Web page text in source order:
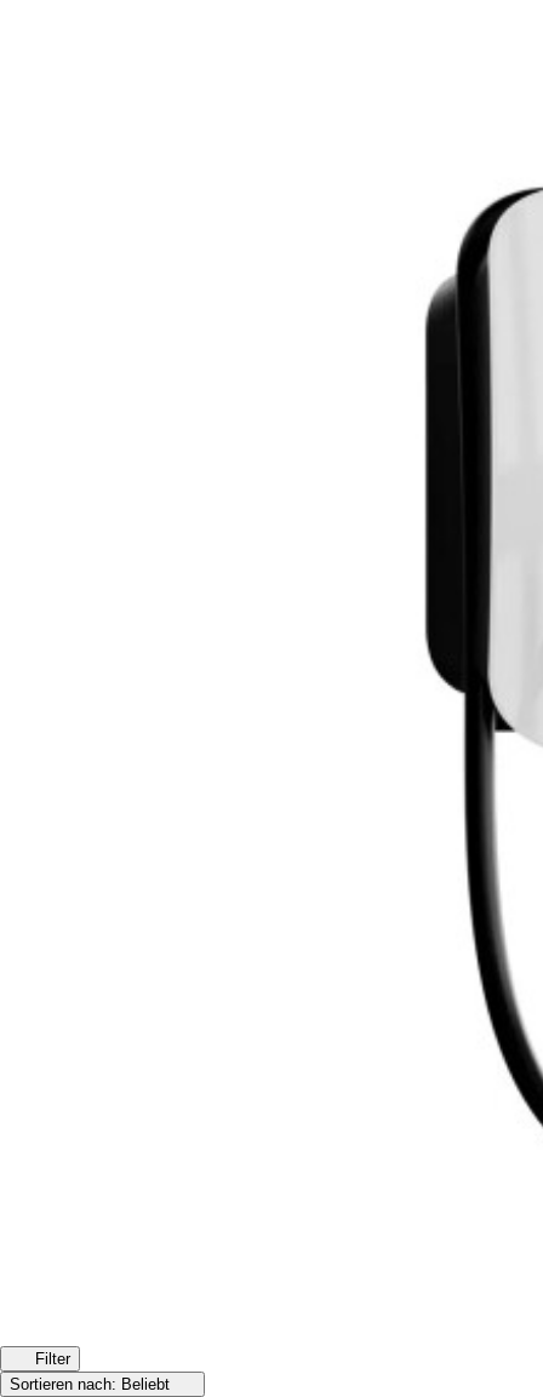
Filter
Sortieren nach: Beliebt